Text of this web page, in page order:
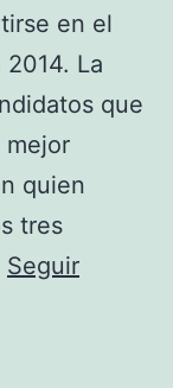
en el
2014. La
que
mejor
quien
tres
Seguir